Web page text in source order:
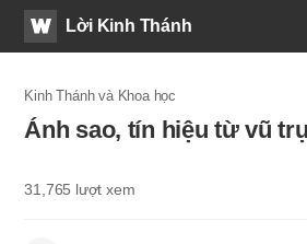
WATVLời Kinh Thánh
Kinh Thánh và Khoa học
Ánh sao, tín hiệu từ vũ trụ
31,765 lượt xem